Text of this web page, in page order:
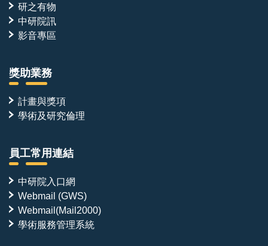
研之有物
中研院訊
影音專區
獎助業務
計畫與獎項
學術及研究倫理
員工常用連結
中研院入口網
Webmail (GWS)
Webmail(Mail2000)
學術服務管理系統